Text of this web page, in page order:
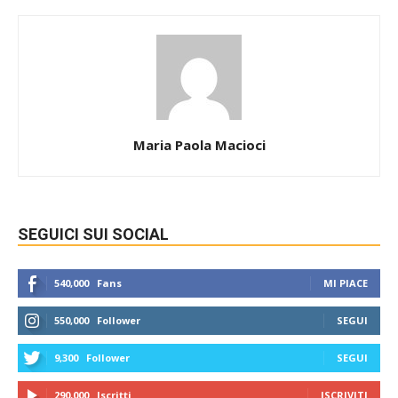
Maria Paola Macioci
SEGUICI SUI SOCIAL
540,000 Fans MI PIACE
550,000 Follower SEGUI
9,300 Follower SEGUI
290,000 Iscritti ISCRIVITI